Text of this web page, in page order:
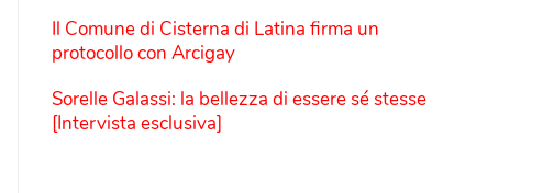
Il Comune di Cisterna di Latina firma un
protocollo con Arcigay
Sorelle Galassi: la bellezza di essere sé stesse
[Intervista esclusiva]